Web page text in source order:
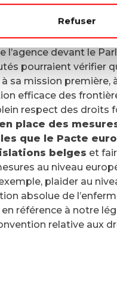
Refuser
plus de
de Frontex, par
l’audition régulière
l’agence devant le
pourraient vérifier
sa mission première,
efficace des
respect des droits
place des
que le Pacte
belges et
au niveau
plaider au
absolue de
en référence à notre
relative aux